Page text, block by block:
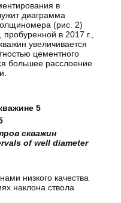
в
диаграмма
(рис. 2)
в 2017 г.,
увеличивается
цементного
большее расслоение
5
скважин
of well diameter
низкого качества
наклона ствола